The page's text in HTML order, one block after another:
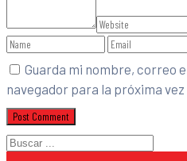
Guarda mi nombre, correo
navegador para la próxima